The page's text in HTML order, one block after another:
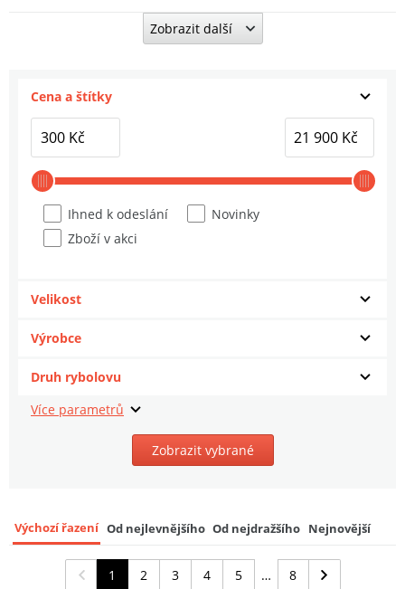
Grundéns Triko Tough Sun Crew Oyster
Grundéns Boty Deck-Boss Ankle Boot
Grundéns Brodící Boty Bedrock Wading
Boot Felt Anchor
3 992 Kč
Whiskey
712 Kč
Grundéns Boty Deck-Boss Sandal Smoke
Zobrazit další
Cena a štítky
Ihned k odeslání
Novinky
Zboží v akci
Velikost
Výrobce
Druh rybolovu
Zobrazit vybrané
Výchozí řazení Od nejlevnějšího Od nejdražšího Nejnovější
1 2 3 4 5 8